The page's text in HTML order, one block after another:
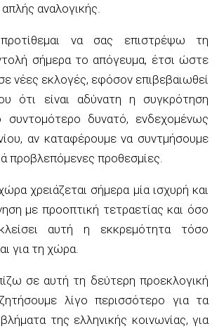
αναλογικής.
να σας επιστρέψω τη
σήμερα το απόγευμα, έτσι ώστε
νέες εκλογές, εφόσον επιβεβαιωθεί
ότι είναι αδύνατη η συγκρότηση
συντομότερο δυνατό, ενδεχομένως
αν καταφέρουμε να συντμήσουμε
προβλεπόμενες προθεσμίες.
χρειάζεται σήμερα μία ισχυρή και
με προοπτική τετραετίας και όσο
αυτή η εκκρεμότητα τόσο
για τη χώρα.
σε αυτή τη δεύτερη προεκλογική
λίγο περισσότερο για τα
της ελληνικής κοινωνίας, για